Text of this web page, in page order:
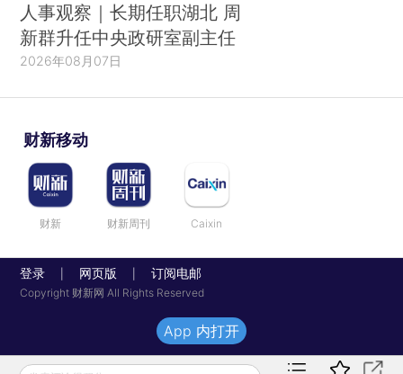
人事观察｜长期任职湖北 周
新群升任中央政研室副主任
2026年08月07日
财新移动
财新 财新周刊 Caixin
登录 网页版 订阅电邮
Copyright 财新网 All Rights Reserved
App 内打开